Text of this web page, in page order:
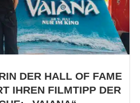
DER HALL OF FAME
IHREN FILMTIPP DER